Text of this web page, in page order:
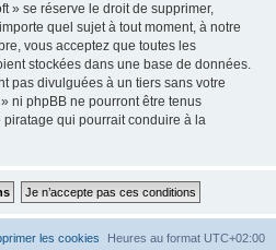
» se réserve le droit de supprimer,
quel sujet à tout moment, à notre
vous acceptez que toutes les
stockées dans une base de données.
pas divulguées à un tiers sans votre
ni phpBB ne pourront être tenus
qui pourrait conduire à la
Heures au format UTC+02:00
les cookies